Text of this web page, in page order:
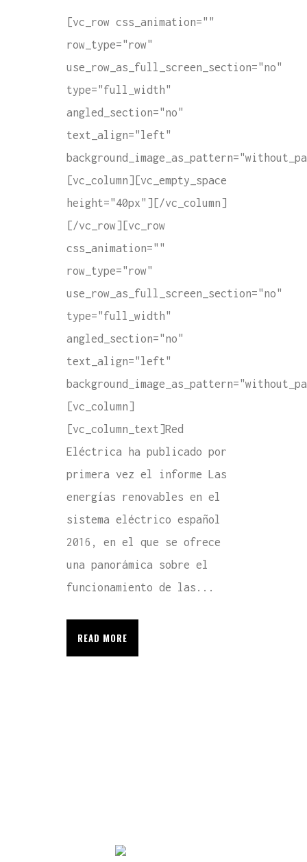
[vc_row css_animation=""
row_type="row"
use_row_as_full_screen_section="no"
type="full_width"
angled_section="no"
text_align="left"
[vc_column][vc_empty_space
height="40px"][/vc_column]
[/vc_row][vc_row
css_animation=""
row_type="row"
use_row_as_full_screen_section="no"
type="full_width"
angled_section="no"
text_align="left"
[vc_column]
[vc_column_text]Red
Eléctrica ha publicado por
primera vez el informe Las
energías renovables en el
sistema eléctrico español
2016, en el que se ofrece
una panorámica sobre el
funcionamiento de las...
READ MORE